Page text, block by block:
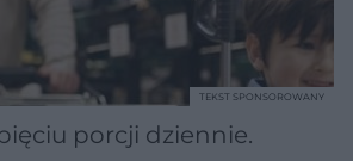
porcji dziennie.
TEKST SPONSOROWANY